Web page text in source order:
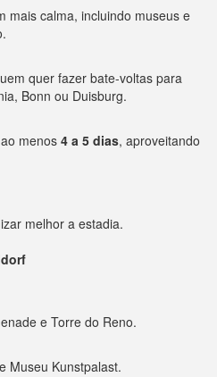
mais calma, incluindo museus e
quer fazer bate-voltas para
Bonn ou Duisburg.
menos 4 a 5 dias, aproveitando
melhor a estadia.
e Torre do Reno.
Museu Kunstpalast.